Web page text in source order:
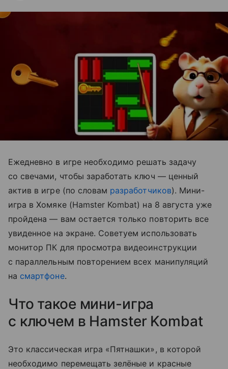
Ежедневно в игре необходимо решать задачу
со свечами, чтобы заработать ключ — ценный
актив в игре (по словам разработчиков). Мини-
игра в Хомяке (Hamster Kombat) на 8 августа уже
пройдена — вам остается только повторить все
увиденное на экране. Советуем использовать
монитор ПК для просмотра видеоинструкции
с параллельным повторением всех манипуляций
на смартфоне.
Что такое мини-игра
с ключем в Hamster Kombat
Это классическая игра «Пятнашки», в которой
необходимо перемещать зелёные и красные